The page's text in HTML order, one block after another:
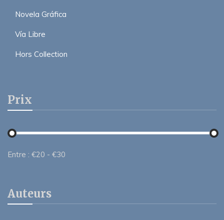
Novela Gráfica
Vía Libre
Hors Collection
Prix
Entre : €20 - €30
Auteurs